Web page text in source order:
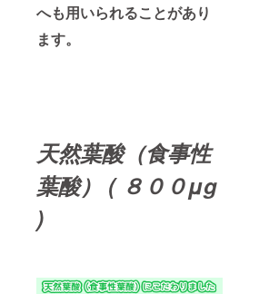
へも用いられることがあり
ます。
天然葉酸（食事性
葉酸） ( ８００μg
)